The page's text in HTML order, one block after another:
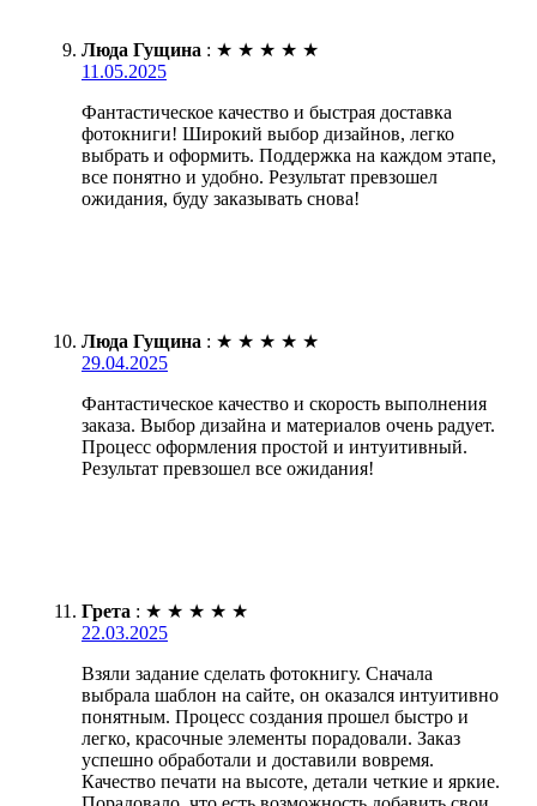
Люда Гущина : ★ ★ ★ ★ ★
11.05.2025
Фантастическое качество и быстрая доставка
фотокниги! Широкий выбор дизайнов, легко
выбрать и оформить. Поддержка на каждом этапе,
все понятно и удобно. Результат превзошел
ожидания, буду заказывать снова!
Люда Гущина : ★ ★ ★ ★ ★
29.04.2025
Фантастическое качество и скорость выполнения
заказа. Выбор дизайна и материалов очень радует.
Процесс оформления простой и интуитивный.
Результат превзошел все ожидания!
Грета : ★ ★ ★ ★ ★
22.03.2025
Взяли задание сделать фотокнигу. Сначала
выбрала шаблон на сайте, он оказался интуитивно
понятным. Процесс создания прошел быстро и
легко, красочные элементы порадовали. Заказ
успешно обработали и доставили вовремя.
Качество печати на высоте, детали четкие и яркие.